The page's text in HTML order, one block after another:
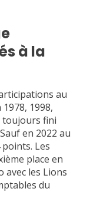
à la
au
1998,
toujours fini
en 2022 au
points. Les
place en
avec les Lions
du